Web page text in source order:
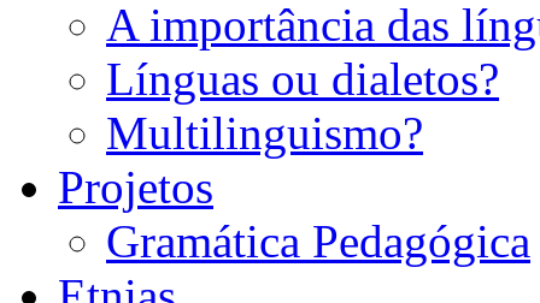
A importância das
Línguas ou dialetos?
Multilinguismo?
Projetos
Gramática Pedagógica